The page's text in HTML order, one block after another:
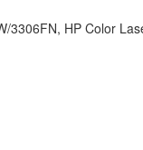
3306FN, HP Color